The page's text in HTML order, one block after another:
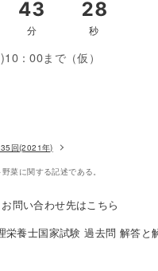
：00まで（仮）
回(2021年)
菜に関する記述である。
お問い合わせ先はこちら
養士国家試験 過去問 解答と